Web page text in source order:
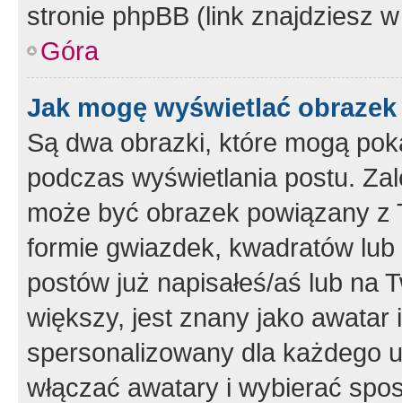
stronie phpBB (link znajdziesz
Góra
Jak mogę wyświetlać
Są dwa obrazki, które mogą
podczas wyświetlania postu.
może być obrazek powiązany z
formie gwiazdek, kwadratów
postów już napisałeś/aś lub na
większy, jest znany jako
spersonalizowany dla każdego
włączać awatary i wybierać